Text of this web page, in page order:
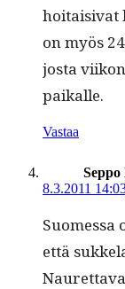
hoitaisi­vat
on myös
jos­ta
paikalle.
Vastaa
8.3.2011
Suomes­sa
että